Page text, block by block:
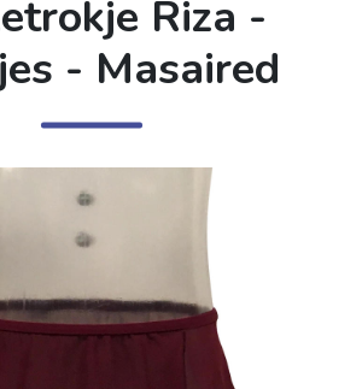
Riza -
- Masaired